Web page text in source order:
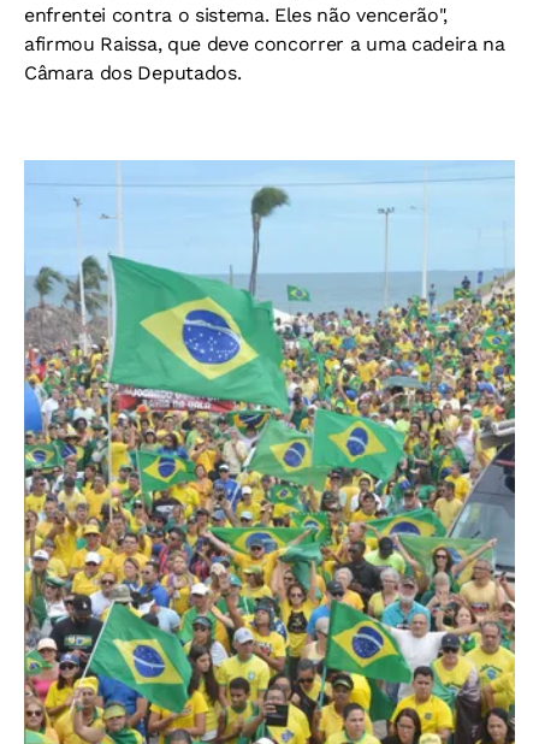
enfrentei contra o sistema. Eles não vencerão",
afirmou Raissa, que deve concorrer a uma cadeira na
Câmara dos Deputados.